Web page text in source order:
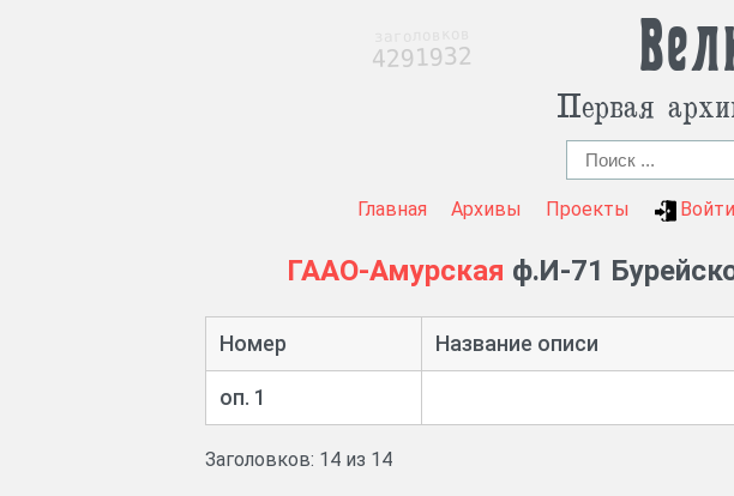
Первая
Главная Архивы Проекты Войти
ГААО-Амурская ф.И-71
Номер Название описи
оп. 1
Заголовков: 14 из 14
4291932